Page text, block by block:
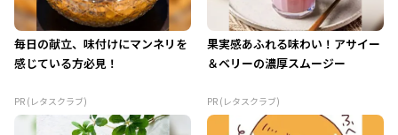
毎日の献立、味付けにマンネリを
感じている方必見！
PR (レタスクラブ)
果実感あふれる味わい！アサイー
＆ベリーの濃厚スムージー
PR (レタスクラブ)